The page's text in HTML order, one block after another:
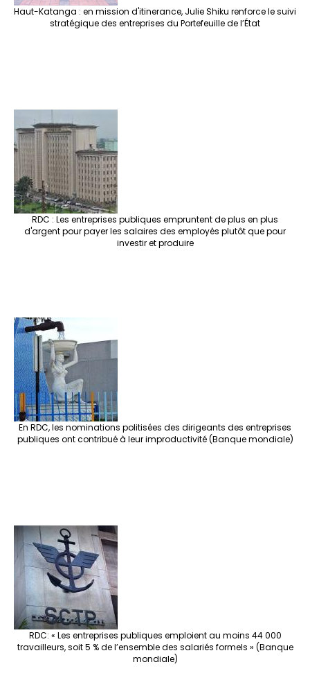
Haut-Katanga : en mission d'itinerance, Julie Shiku renforce le suivi
stratégique des entreprises du Portefeuille de l’État
RDC : Les entreprises publiques empruntent de plus en plus
d'argent pour payer les salaires des employés plutôt que pour
investir et produire
En RDC, les nominations politisées des dirigeants des entreprises
publiques ont contribué à leur improductivité (Banque mondiale)
RDC: « Les entreprises publiques emploient au moins 44 000
travailleurs, soit 5 % de l’ensemble des salariés formels » (Banque
mondiale)